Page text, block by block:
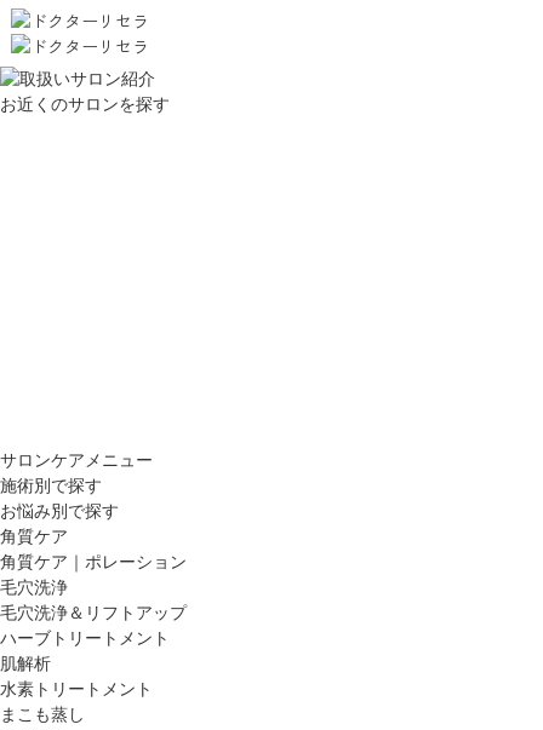
お近くのサロンを探す
サロンケアメニュー
施術別で探す
お悩み別で探す
角質ケア
角質ケア｜ポレーション
毛穴洗浄
毛穴洗浄＆リフトアップ
ハーブトリートメント
肌解析
水素トリートメント
まこも蒸し